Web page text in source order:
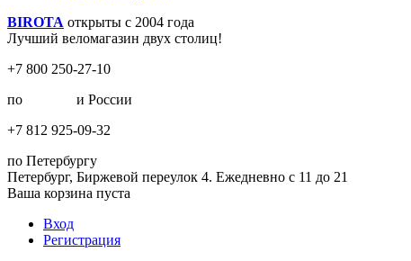
BIROTA открыты с 2004 года
Лучший веломагазин двух столиц!
+7 800 250-27-10
по
и России
+7 812 925-09-32
по Петербургу
Петербург, Биржевой переулок 4. Ежедневно с 11 до 21
Ваша корзина пуста
Вход
Регистрация